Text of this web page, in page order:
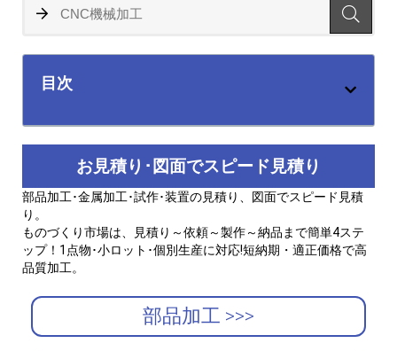
目次
お見積り･図面でスピード見積り
部品加工･金属加工･試作･装置の見積り、図面でスピード見積
り。
ものづくり市場は、見積り～依頼～製作～納品まで簡単4ステ
ップ！1点物･小ロット･個別生産に対応!短納期・適正価格で高
品質加工。
部品加工 >>>